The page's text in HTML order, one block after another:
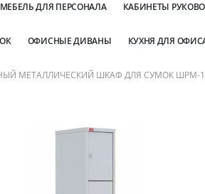
ДЛЯ ПЕРСОНАЛА КАБИНЕТЫ
ОФИСНЫЕ ДИВАНЫ КУХНЯ ДЛЯ
МЕТАЛЛИЧЕСКИЙ ШКАФ ДЛЯ СУМОК ШРМ-